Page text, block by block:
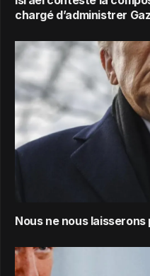
chargé d’administrer
Nous ne nous